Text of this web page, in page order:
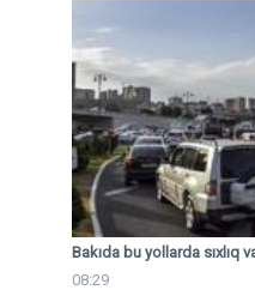
Bakıda bu yollarda sıxlıq
08:29